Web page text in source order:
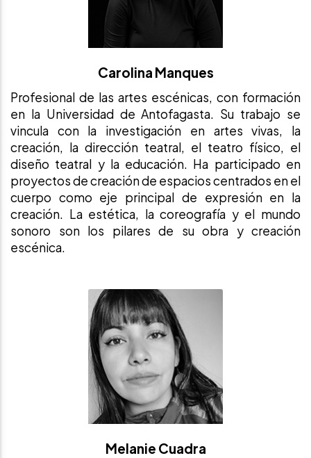
Carolina Manques
Profesional de las artes escénicas, con formación
en la Universidad de Antofagasta. Su trabajo se
vincula con la investigación en artes vivas, la
creación, la dirección teatral, el teatro físico, el
diseño teatral y la educación. Ha participado en
proyectos de creación de espacios centrados en el
cuerpo como eje principal de expresión en la
creación. La estética, la coreografía y el mundo
sonoro son los pilares de su obra y creación
escénica.
Melanie Cuadra